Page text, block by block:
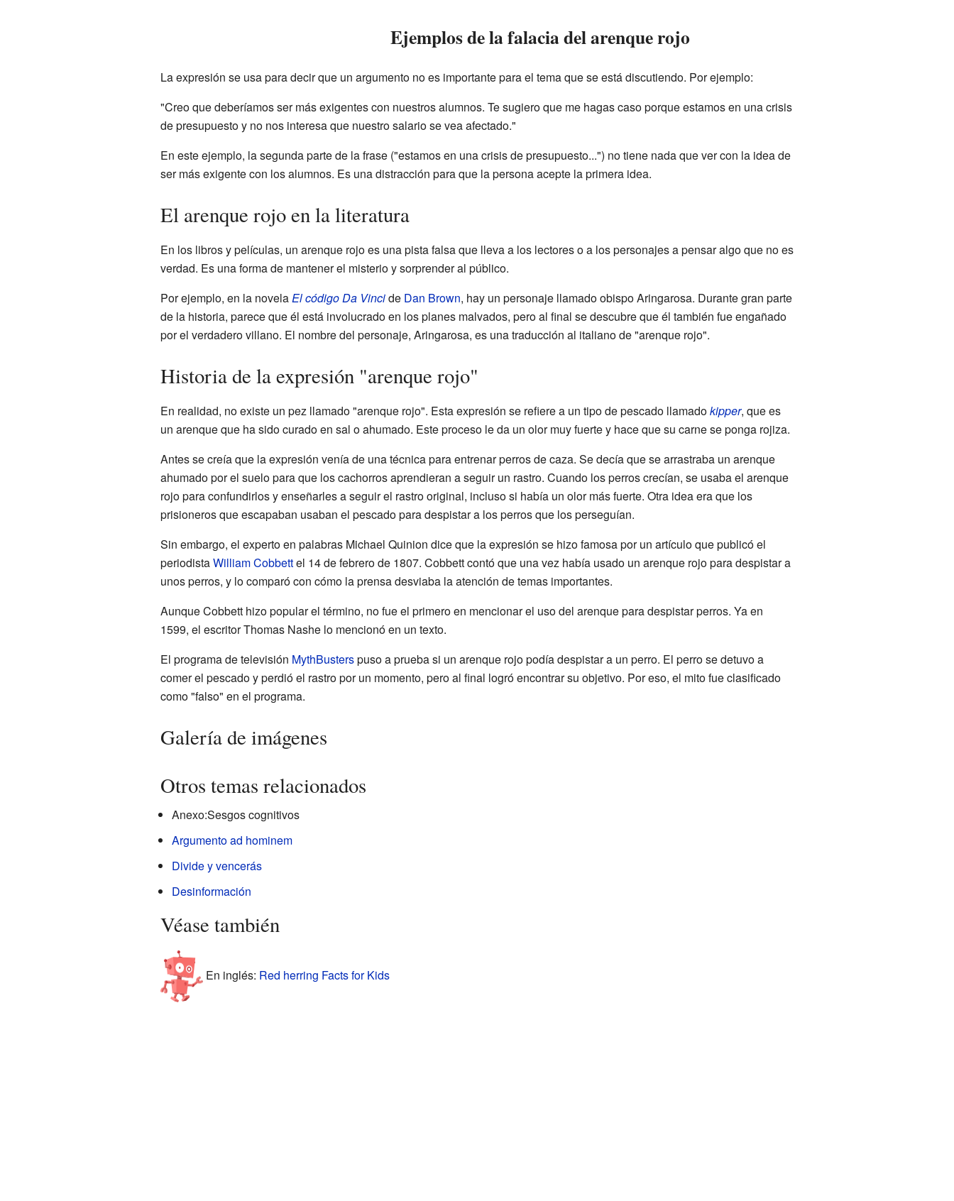
Ejemplos de la falacia del arenque rojo
La expresión se usa para decir que un argumento no es importante para el tema que se está discutiendo. Por ejemplo:
"Creo que deberíamos ser más exigentes con nuestros alumnos. Te sugiero que me hagas caso porque estamos en una crisis
de presupuesto y no nos interesa que nuestro salario se vea afectado."
En este ejemplo, la segunda parte de la frase ("estamos en una crisis de presupuesto...") no tiene nada que ver con la idea de
ser más exigente con los alumnos. Es una distracción para que la persona acepte la primera idea.
El arenque rojo en la literatura
En los libros y películas, un arenque rojo es una pista falsa que lleva a los lectores o a los personajes a pensar algo que no es
verdad. Es una forma de mantener el misterio y sorprender al público.
Por ejemplo, en la novelaEl código Da Vincide Dan Brown, hay un personaje llamado obispo Aringarosa. Durante gran parte
de la historia, parece que él está involucrado en los planes malvados, pero al final se descubre que él también fue engañado
por el verdadero villano. El nombre del personaje, Aringarosa, es una traducción al italiano de "arenque rojo".
Historia de la expresión "arenque rojo"
En realidad, no existe un pez llamado "arenque rojo". Esta expresión se refiere a un tipo de pescado llamadokipper, que es
un arenque que ha sido curado en sal o ahumado. Este proceso le da un olor muy fuerte y hace que su carne se ponga rojiza.
Antes se creía que la expresión venía de una técnica para entrenar perros de caza. Se decía que se arrastraba un arenque
ahumado por el suelo para que los cachorros aprendieran a seguir un rastro. Cuando los perros crecían, se usaba el arenque
rojo para confundirlos y enseñarles a seguir el rastro original, incluso si había un olor más fuerte. Otra idea era que los
prisioneros que escapaban usaban el pescado para despistar a los perros que los perseguían.
Sin embargo, el experto en palabras Michael Quinion dice que la expresión se hizo famosa por un artículo que publicó el
periodistaWilliam Cobbettel 14 de febrero de 1807. Cobbett contó que una vez había usado un arenque rojo para despistar a
unos perros, y lo comparó con cómo la prensa desviaba la atención de temas importantes.
Aunque Cobbett hizo popular el término, no fue el primero en mencionar el uso del arenque para despistar perros. Ya en
1599, el escritor Thomas Nashe lo mencionó en un texto.
El programa de televisión MythBusterspuso a prueba si un arenque rojo podía despistar a un perro. El perro se detuvo a
comer el pescado y perdió el rastro por un momento, pero al final logró encontrar su objetivo. Por eso, el mito fue clasificado
como "falso" en el programa.
Galería de imágenes
Otros temas relacionados
Anexo:Sesgos cognitivos
Argumento ad hominem
Divide y vencerás
Desinformación
Véase también
En inglés: Red herring Facts for Kids